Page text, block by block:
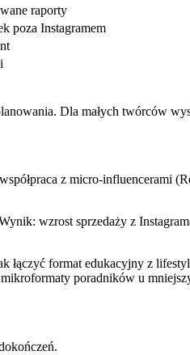
raporty
poza Instagramem
Dla małych twórców
z micro‑influencerami
wzrost sprzedaży z
format edukacyjny z
poradników u